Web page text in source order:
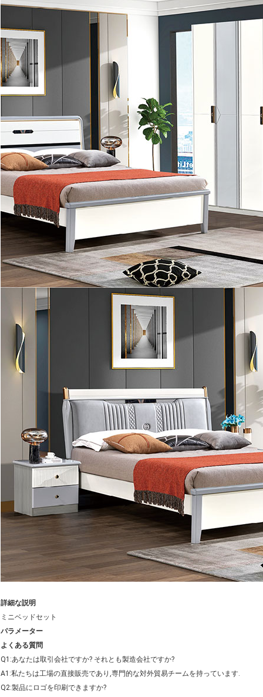
詳細な説明
ミニベッドセット
パラメーター
よくある質問
Q1:あなたは取引会社ですか? それとも製造会社ですか?
A1:私たちは工場の直接販売であり,専門的な対外貿易チームを持っています.
Q2:製品にロゴを印刷できますか?